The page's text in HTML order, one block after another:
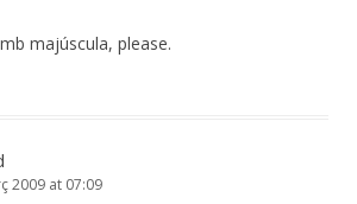
majúscula, please.
2009 at 07:09